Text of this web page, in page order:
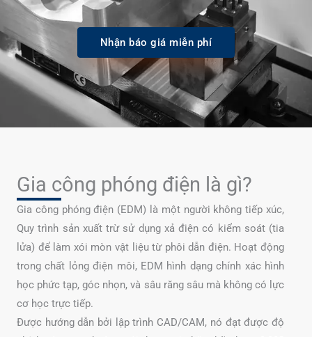
Nhận báo giá miễn phí
Gia công phóng điện là gì?
Gia công phóng điện (EDM) là một người không tiếp xúc,
Quy trình sản xuất trừ sử dụng xả điện có kiểm soát (tia
lửa) để làm xói mòn vật liệu từ phôi dẫn điện. Hoạt động
trong chất lỏng điện môi, EDM hình dạng chính xác hình
học phức tạp, góc nhọn, và sâu răng sâu mà không có lực
cơ học trực tiếp.
Được hướng dẫn bởi lập trình CAD/CAM, nó đạt được độ